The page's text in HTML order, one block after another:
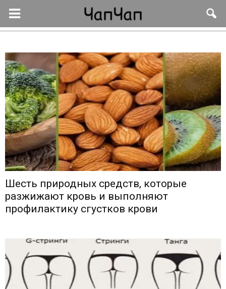
Шесть природных средств, которые
разжижают кровь и выполняют
профилактику сгустков крови